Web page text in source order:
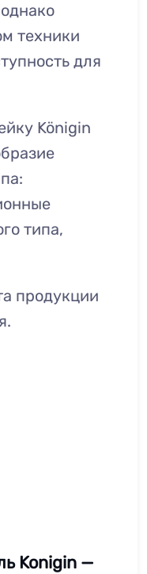
техники
для
Königin
типа,
продукции
Konigin —